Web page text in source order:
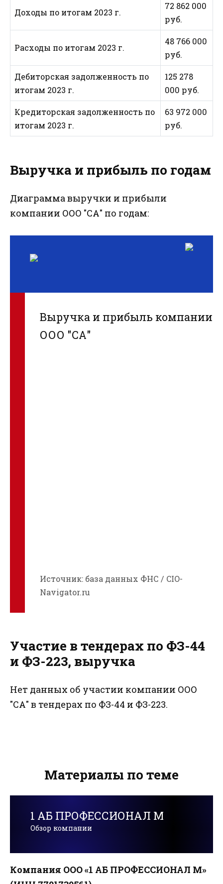
Доходы по итогам 2023 г.
72 862 000
руб.
Расходы по итогам 2023 г.
48 766 000
руб.
Дебиторская задолженность по
итогам 2023 г.
125 278
000 руб.
Кредиторская задолженность по
итогам 2023 г.
63 972 000
руб.
Выручка и прибыль по годам
Диаграмма выручки и прибыли
компании ООО "СА" по годам:
Выручка и прибыль компании
ООО "СА"
Источник: база данных ФНС / CIO-
Navigator.ru
Участие в тендерах по ФЗ-44
и ФЗ-223, выручка
Нет данных об участии компании ООО
"СА" в тендерах по ФЗ-44 и ФЗ-223.
Материалы по теме
1 АБ ПРОФЕССИОНАЛ М
Обзор компании
Компания ООО «1 АБ ПРОФЕССИОНАЛ М»